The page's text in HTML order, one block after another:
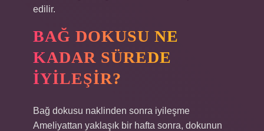
edilir.
BAĞ DOKUSU NE
KADAR SÜREDE
IYILEŞIR?
Bağ dokusu naklinden sonra iyileşme
Ameliyattan yaklaşık bir hafta sonra, dokunun